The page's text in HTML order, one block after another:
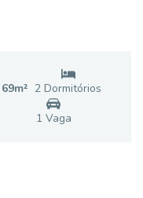
69m² 2 Dormitórios
1 Vaga